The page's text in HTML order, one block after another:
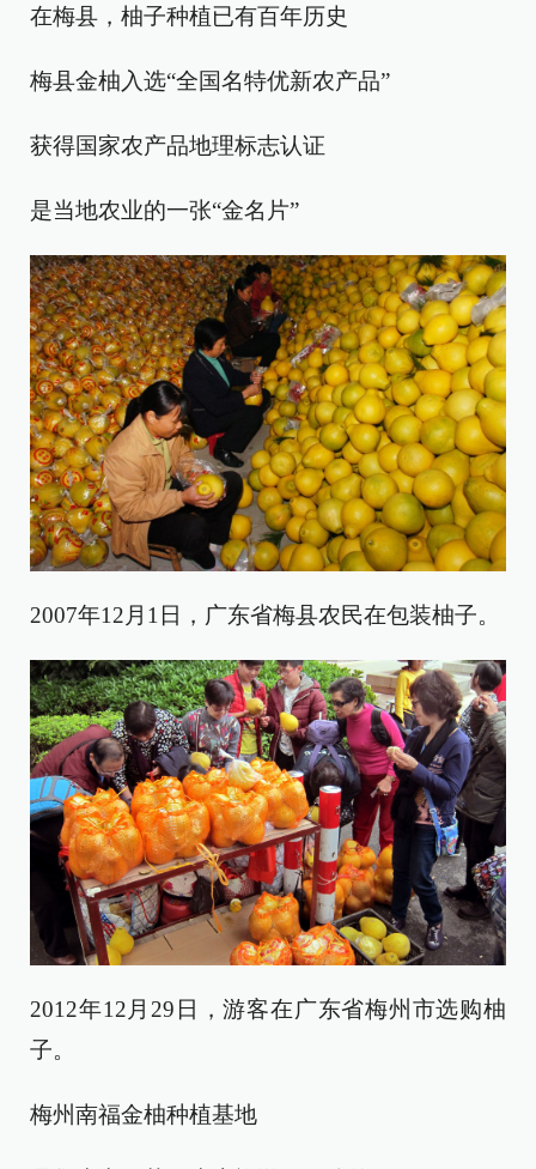
在梅县，柚子种植已有百年历史
梅县金柚入选“全国名特优新农产品”
获得国家农产品地理标志认证
是当地农业的一张“金名片”
2007年12月1日，广东省梅县农民在包装柚子。
2012年12月29日，游客在广东省梅州市选购柚
子。
梅州南福金柚种植基地